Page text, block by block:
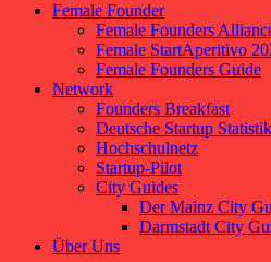
Female Founder
Female Founders
Female StartAperitivo
Female Founders Guide
Network
Founders Breakfast
Deutsche Startup
Hochschulnetz
Startup-Pilot
City Guides
Der Mainz City
Darmstadt City
Über Uns